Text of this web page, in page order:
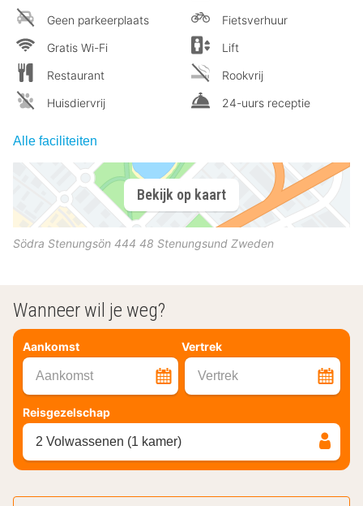
Geen parkeerplaats
Gratis Wi-Fi
Restaurant
Huisdiervrij
Fietsverhuur
Lift
Rookvrij
24-uurs receptie
Alle faciliteiten
Bekijk op kaart
Södra Stenungsön 444 48 Stenungsund Zweden
Wanneer wil je weg?
Aankomst Vertrek
Aankomst Vertrek
Reisgezelschap
2 Volwassenen (1 kamer)